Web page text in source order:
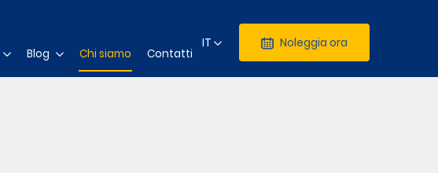
Blog Chi siamo Contatti
IT Noleggia ora